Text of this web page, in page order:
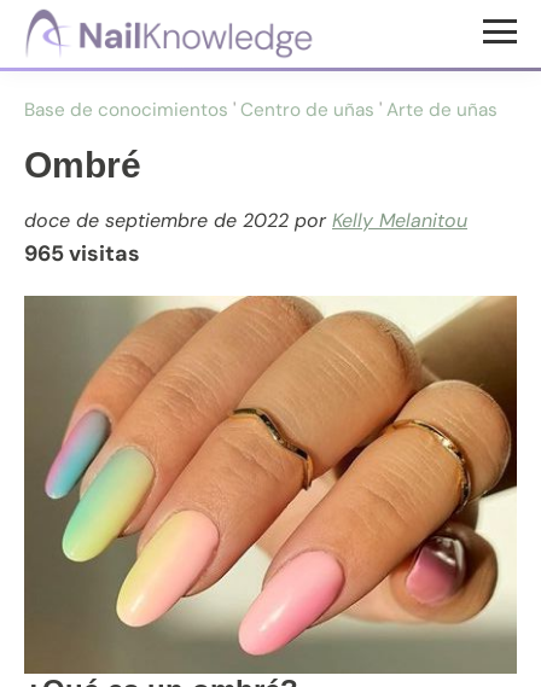
Saltar
principal
Saltar
página
Conocimientos
de
uñas
Base de conocimientos ' Centro de uñas ' Arte de uñas
Ombré
doce de septiembre de 2022 porKelly Melanitou
965 visitas